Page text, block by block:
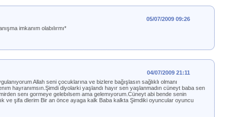
05/07/2009 09:26
imkanım olabılırmı*
04/07/2009 21:11
Allah seni çocuklarına ve bizlere bağışlasın sağlıklı olmanı
hayranımsın.Şimdi diyolarki yaşlandı hayır sen yaşlanmadın cüneyt baba sen
senı gormeye gelebılsem ama gelemıyorum.Cüneyt abi bende senin
ve şifa dlerim Bir an önce ayaga kalk Baba kalkta Şimdiki oyuncular oyuncu